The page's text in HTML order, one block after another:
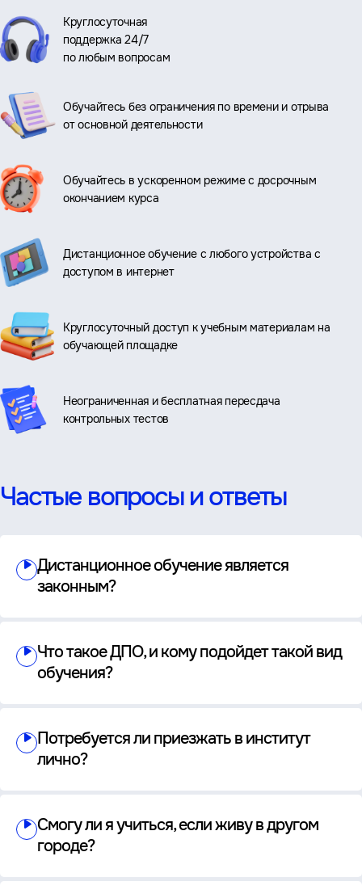
Круглосуточная
поддержка 24/7
по любым вопросам
Обучайтесь без ограничения по времени и отрыва
от основной деятельности
Обучайтесь в ускоренном режиме с досрочным
окончанием курса
Дистанционное обучение с любого устройства с
доступом в интернет
Круглосуточный доступ к учебным материалам на
обучающей площадке
Неограниченная и бесплатная пересдача
контрольных тестов
Частые вопросы и ответы
Дистанционное обучение является
законным?
Что такое ДПО, и кому подойдет такой вид
обучения?
Потребуется ли приезжать в институт
лично?
Смогу ли я учиться, если живу в другом
городе?